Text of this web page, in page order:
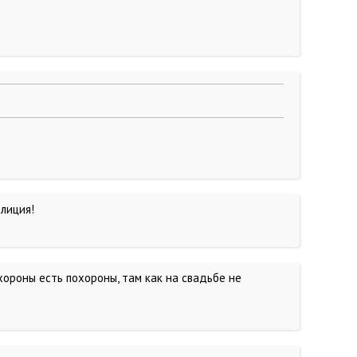
есть похороны, там как на свадьбе не